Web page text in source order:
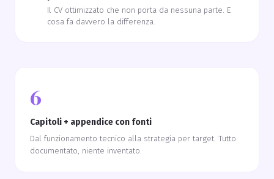
Il CV ottimizzato che non porta da nessuna parte. E
cosa fa davvero la differenza.
6
Capitoli + appendice con fonti
Dal funzionamento tecnico alla strategia per target. Tutto
documentato, niente inventato.